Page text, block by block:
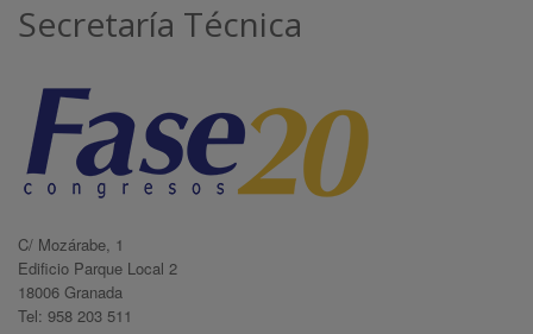
Secretaría Técnica
C/ Mozárabe, 1
Edificio Parque Local 2
18006 Granada
Tel: 958 203 511